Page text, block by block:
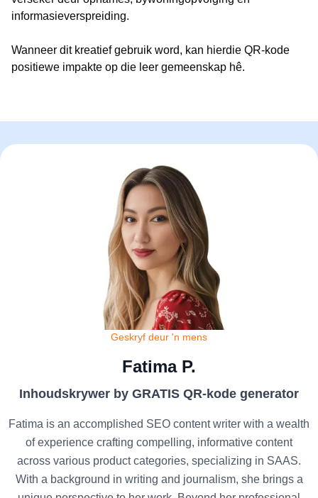
informasieverspreiding.
Wanneer dit kreatief gebruik word, kan hierdie QR-kode
positiewe impakte op die leer gemeenskap hê.
Geskryf deur 'n mens
Fatima P.
Inhoudskrywer by GRATIS QR-kode generator
Fatima is an accomplished SEO content writer with a wealth
of experience crafting compelling, informative content
across various product categories, specializing in SAAS.
With a background in writing and journalism, she brings a